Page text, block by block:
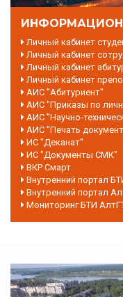
Личный кабинет
Личный кабинет
Личный кабинет
Личный кабинет
АИС "Абитуриент"
АИС "Приказы по
АИС "Научно-
АИС "Печать
ИС "Деканат"
ИС "Документы СМК"
ВКР Смарт
Внутренний портал
Внутренний портал
Мониторинг БТИ